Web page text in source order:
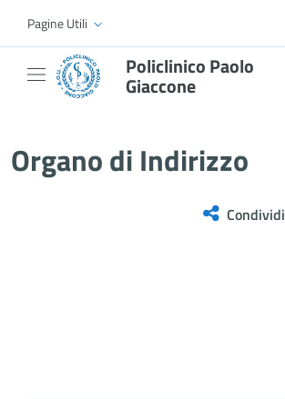
Skip to Main Content
Pagine Utili
Policlinico Paolo
Giaccone
Organo di Indirizzo
Condividi